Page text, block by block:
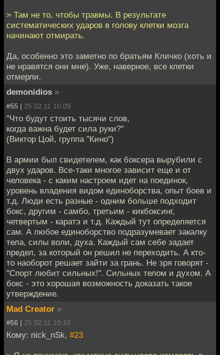
> Там не то, чтобы травмы. В результате
систематических ударов в голову клетки мозга
начинают отмирать.
Да, особенно это заметно по братьям Кличко (хоть и
не нравятся они мне). Уже, наверное, все клетки
отмерли.
demonidios »
#55 | 25.02.11 10:09
"Что будут стоить тысячи слов,
когда важна будет сила руки?"
(Виктор Цой, группа "Кино")
В армии был свидетелем, как боксера вырубили с
двух ударов. Все-таки многое зависит еще и от
человека - с каким настроем идет на поединок,
уровень владения видом единоборства, опыт боев и
т.д. Люди есть разные - одним больше подходит
бокс, другим - самбо, третьим - кикбоксинг,
четвертым - каратэ и т.д. Каждый тут определяется
сам. А любое единоборство подразумевает закалку
тела, силы воли, духа. Каждый сам себе задает
предел, за который он решил не переходить. А кто-
то наоборот решает зайти за грань. Не зря говорят -
"Спорт любит сильных!". Сильных телом и духом. А
бокс - это хорошая возможность доказать такое
утверждение.
Mad Creator »
#56 | 25.02.11 10:10
Кому: nick_nSk, #23